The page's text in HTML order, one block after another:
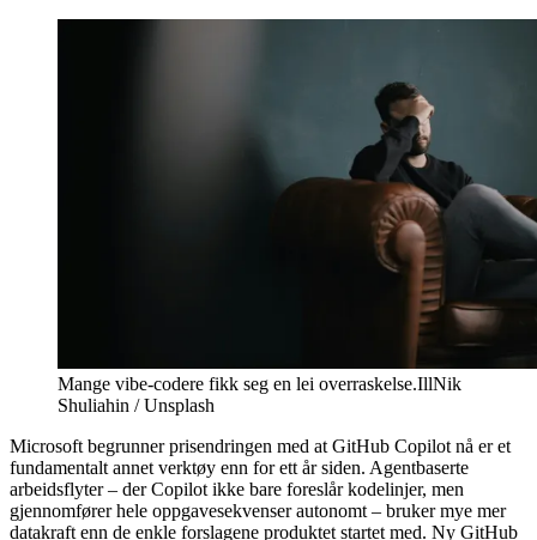
Mange vibe-codere fikk seg en lei overraskelse.IllNik
Shuliahin / Unsplash
Microsoft begrunner prisendringen med at GitHub Copilot nå er et
fundamentalt annet verktøy enn for ett år siden. Agentbaserte
arbeidsflyter – der Copilot ikke bare foreslår kodelinjer, men
gjennomfører hele oppgavesekvenser autonomt – bruker mye mer
datakraft enn de enkle forslagene produktet startet med. Ny GitHub